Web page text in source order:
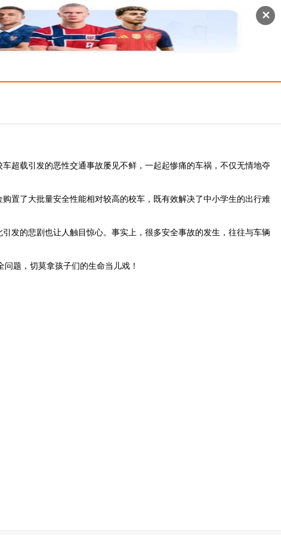
✕
超载引发的恶性交通事故屡见不鲜，一起起惨痛的车祸，不仅无情地夺
置了大批量安全性能相对较高的校车，既有效解决了中小学生的出行难
发的悲剧也让人触目惊心。事实上，很多安全事故的发生，往往与车辆
题，切莫拿孩子们的生命当儿戏！